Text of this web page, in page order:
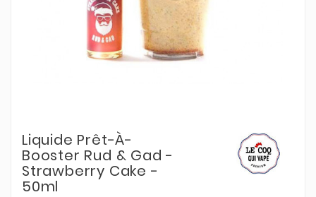
Liquide Prêt-À-
Booster Rud & Gad -
Strawberry Cake -
50ml